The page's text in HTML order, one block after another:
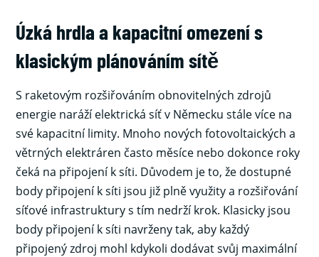
Úzká hrdla a kapacitní omezení s
klasickým plánováním sítě
S raketovým rozšiřováním obnovitelných zdrojů
energie naráží elektrická síť v Německu stále více na
své kapacitní limity. Mnoho nových fotovoltaických a
větrných elektráren často měsíce nebo dokonce roky
čeká na připojení k síti. Důvodem je to, že dostupné
body připojení k síti jsou již plně využity a rozšiřování
síťové infrastruktury s tím nedrží krok. Klasicky jsou
body připojení k síti navrženy tak, aby každý
připojený zdroj mohl kdykoli dodávat svůj maximální